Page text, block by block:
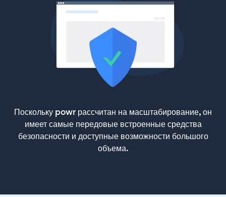
Поскольку powr рассчитан на масштабирование, он
имеет самые передовые встроенные средства
безопасности и доступные возможности большого
объема.